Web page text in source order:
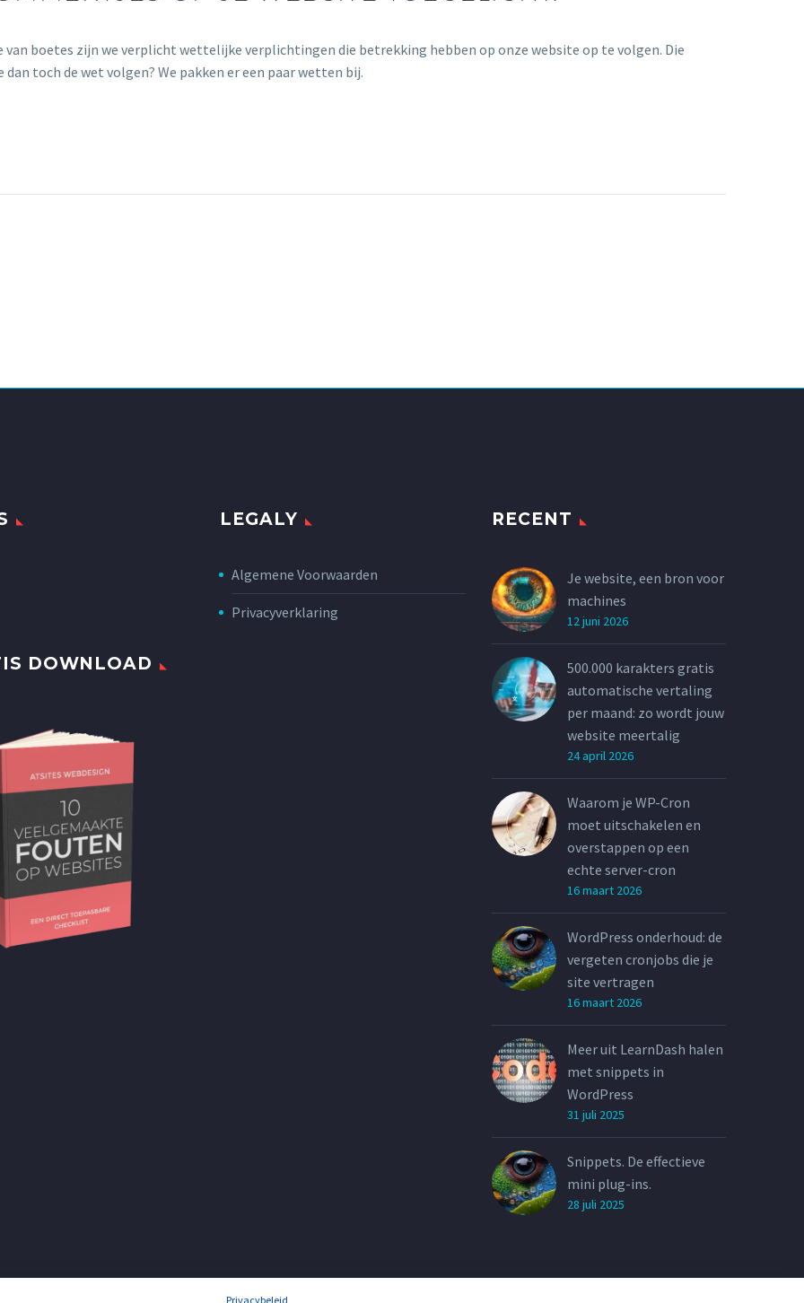
van boetes zijn we verplicht wettelijke verplichtingen die betrekking hebben op onze website op te volgen. Die
toch de wet volgen? We pakken er een paar wetten bij.
LEGALY
Algemene Voorwaarden
Privacyverklaring
RECENT
Je website, een bron voor
machines
12 juni 2026
500.000 karakters gratis
automatische vertaling
per maand: zo wordt jouw
website meertalig
24 april 2026
Waarom je WP-Cron
moet uitschakelen en
overstappen op een
echte server-cron
16 maart 2026
WordPress onderhoud: de
vergeten cronjobs die je
site vertragen
16 maart 2026
Meer uit LearnDash halen
met snippets in
WordPress
31 juli 2025
Snippets. De effectieve
mini plug-ins.
28 juli 2025
DOWNLOAD
Privacybeleid